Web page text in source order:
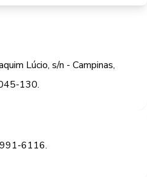
Lúcio, s/n - Campinas,
130.
6116.